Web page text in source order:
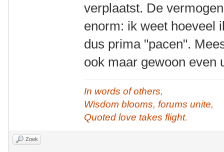
verplaatst. De
enorm: ik weet hoeveel
dus prima "pacen".
ook maar gewoon even
In words of others,
Wisdom blooms, forums unite,
Quoted love takes flight.
Zoek